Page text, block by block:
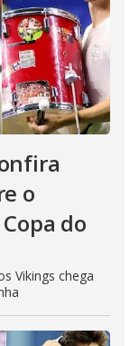
o
do
Vikings chega